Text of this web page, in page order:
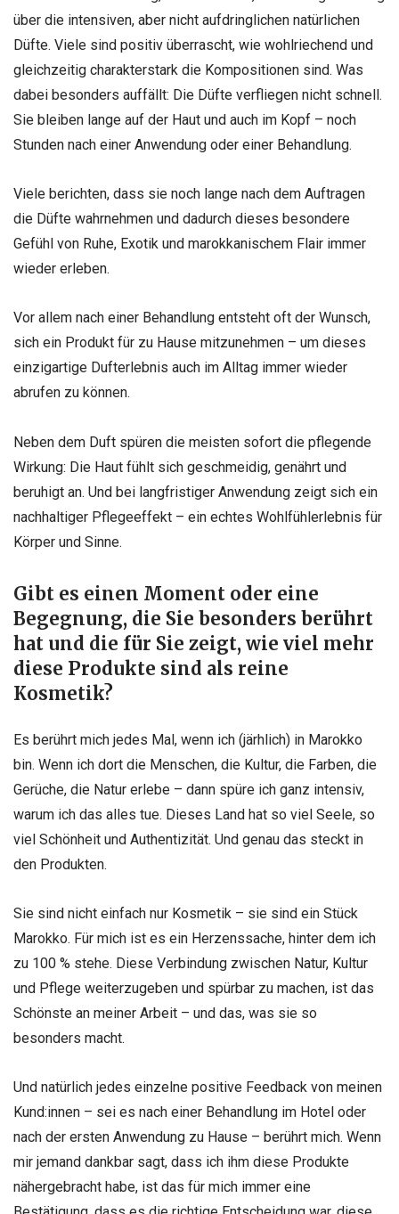
über die intensiven, aber nicht aufdringlichen natürlichen
Düfte. Viele sind positiv überrascht, wie wohlriechend und
gleichzeitig charakterstark die Kompositionen sind. Was
dabei besonders auffällt: Die Düfte verfliegen nicht schnell.
Sie bleiben lange auf der Haut und auch im Kopf – noch
Stunden nach einer Anwendung oder einer Behandlung.
Viele berichten, dass sie noch lange nach dem Auftragen
die Düfte wahrnehmen und dadurch dieses besondere
Gefühl von Ruhe, Exotik und marokkanischem Flair immer
wieder erleben.
Vor allem nach einer Behandlung entsteht oft der Wunsch,
sich ein Produkt für zu Hause mitzunehmen – um dieses
einzigartige Dufterlebnis auch im Alltag immer wieder
abrufen zu können.
Neben dem Duft spüren die meisten sofort die pflegende
Wirkung: Die Haut fühlt sich geschmeidig, genährt und
beruhigt an. Und bei langfristiger Anwendung zeigt sich ein
nachhaltiger Pflegeeffekt – ein echtes Wohlfühlerlebnis für
Körper und Sinne.
Gibt es einen Moment oder eine
Begegnung, die Sie besonders berührt
hat und die für Sie zeigt, wie viel mehr
diese Produkte sind als reine
Kosmetik?
Es berührt mich jedes Mal, wenn ich (järhlich) in Marokko
bin. Wenn ich dort die Menschen, die Kultur, die Farben, die
Gerüche, die Natur erlebe – dann spüre ich ganz intensiv,
warum ich das alles tue. Dieses Land hat so viel Seele, so
viel Schönheit und Authentizität. Und genau das steckt in
den Produkten.
Sie sind nicht einfach nur Kosmetik – sie sind ein Stück
Marokko. Für mich ist es ein Herzenssache, hinter dem ich
zu 100 % stehe. Diese Verbindung zwischen Natur, Kultur
und Pflege weiterzugeben und spürbar zu machen, ist das
Schönste an meiner Arbeit – und das, was sie so
besonders macht.
Und natürlich jedes einzelne positive Feedback von meinen
Kund:innen – sei es nach einer Behandlung im Hotel oder
nach der ersten Anwendung zu Hause – berührt mich. Wenn
mir jemand dankbar sagt, dass ich ihm diese Produkte
nähergebracht habe, ist das für mich immer eine